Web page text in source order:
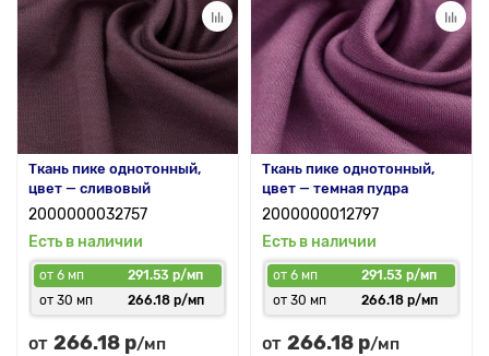
Ткань пике однотонный,
цвет — сливовый
2000000032757
Есть в наличии
от 6 мп
291.53 р/мп
от 30 мп
266.18 р/мп
от 266.18 р/мп
Ткань пике однотонный,
цвет — темная пудра
2000000012797
Есть в наличии
от 6 мп
291.53 р/мп
от 30 мп
266.18 р/мп
от 266.18 р/мп